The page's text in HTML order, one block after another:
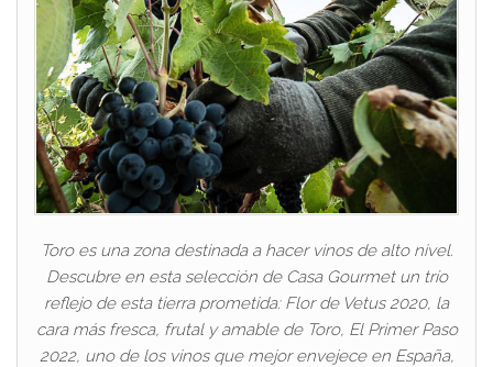
Toro es una zona destinada a hacer vinos de alto nivel.
Descubre en esta selección de Casa Gourmet un trío
reflejo de esta tierra prometida: Flor de Vetus 2020, la
cara más fresca, frutal y amable de Toro, El Primer Paso
2022, uno de los vinos que mejor envejece en España,